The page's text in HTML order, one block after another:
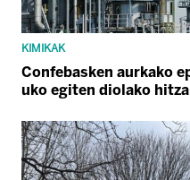
KIMIKAK
Confebasken aurkako
uko egiten diolako